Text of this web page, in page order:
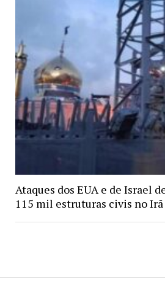
Ataques dos EUA e de Israel
115 mil estruturas civis no Irã